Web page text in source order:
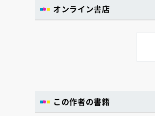
オンライン書店
この作者の書籍